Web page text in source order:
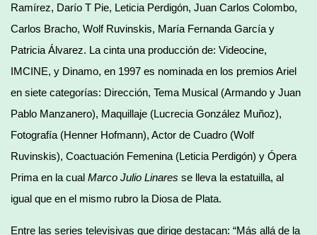
Ramírez, Darío T Pie, Leticia Perdigón, Juan Carlos Colombo,
Carlos Bracho, Wolf Ruvinskis, María Fernanda García y
Patricia Álvarez. La cinta una producción de: Videocine,
IMCINE, y Dinamo, en 1997 es nominada en los premios Ariel
en siete categorías: Dirección, Tema Musical (Armando y Juan
Pablo Manzanero), Maquillaje (Lucrecia González Muñoz),
Fotografía (Henner Hofmann), Actor de Cuadro (Wolf
Ruvinskis), Coactuación Femenina (Leticia Perdigón) y Ópera
Prima en la cual Marco Julio Linares se lleva la estatuilla, al
igual que en el mismo rubro la Diosa de Plata.
Entre las series televisivas que dirige destacan: “Más allá de la